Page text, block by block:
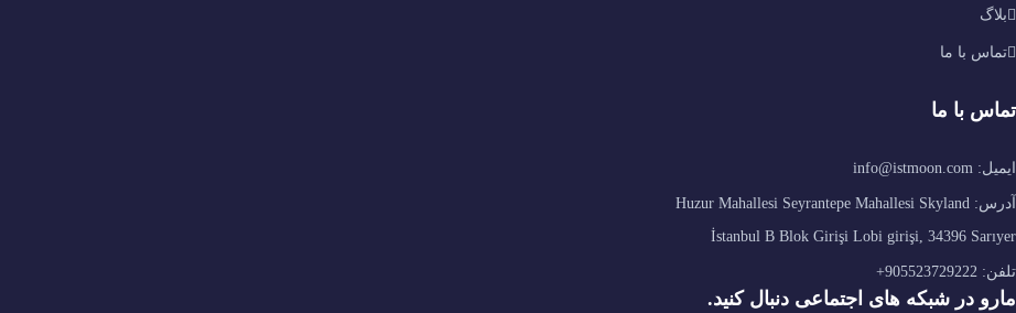
بلاگ
تماس با ما
تماس با ما
ایمیل: info@istmoon.com
آدرس: Huzur Mahallesi Seyrantepe Mahallesi Skyland
İstanbul B Blok Girişi Lobi girişi, 34396 Sarıyer
تلفن: 905523729222+
مارو در شبکه های اجتماعی دنبال کنید.